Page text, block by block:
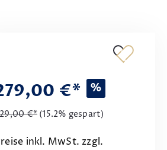
€* %
€* (15.2% gespart)
inkl. MwSt. zzgl.